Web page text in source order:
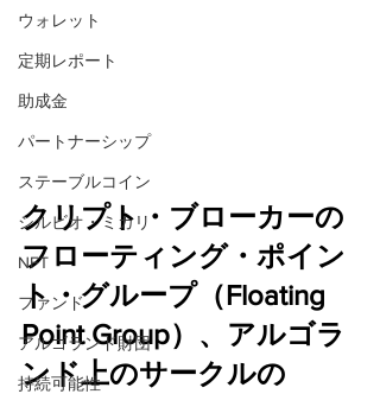
ウォレット
定期レポート
助成金
パートナーシップ
ステーブルコイン
シルビオ・ミカリ
NFT
ファンド
アルゴランド財団
持続可能性
クリプト・ブローカーの
フローティング・ポイン
ト・グループ（Floating
Point Group）、アルゴラ
ンド上のサークルの